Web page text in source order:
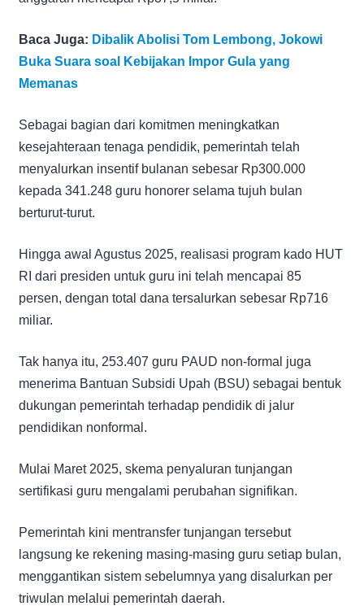
Baca Juga: Dibalik Abolisi Tom Lembong, Jokowi
Buka Suara soal Kebijakan Impor Gula yang
Memanas
Sebagai bagian dari komitmen meningkatkan
kesejahteraan tenaga pendidik, pemerintah telah
menyalurkan insentif bulanan sebesar Rp300.000
kepada 341.248 guru honorer selama tujuh bulan
berturut-turut.
Hingga awal Agustus 2025, realisasi program kado HUT
RI dari presiden untuk guru ini telah mencapai 85
persen, dengan total dana tersalurkan sebesar Rp716
miliar.
Tak hanya itu, 253.407 guru PAUD non-formal juga
menerima Bantuan Subsidi Upah (BSU) sebagai bentuk
dukungan pemerintah terhadap pendidik di jalur
pendidikan nonformal.
Mulai Maret 2025, skema penyaluran tunjangan
sertifikasi guru mengalami perubahan signifikan.
Pemerintah kini mentransfer tunjangan tersebut
langsung ke rekening masing-masing guru setiap bulan,
menggantikan sistem sebelumnya yang disalurkan per
triwulan melalui pemerintah daerah.